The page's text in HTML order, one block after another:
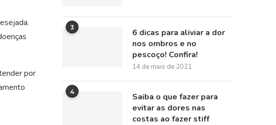
por
3
6 dicas para aliviar a dor
nos ombros e no
pescoço! Confira!
14 de maio de 2021
4
Saiba o que fazer para
evitar as dores nas
costas ao fazer stiff